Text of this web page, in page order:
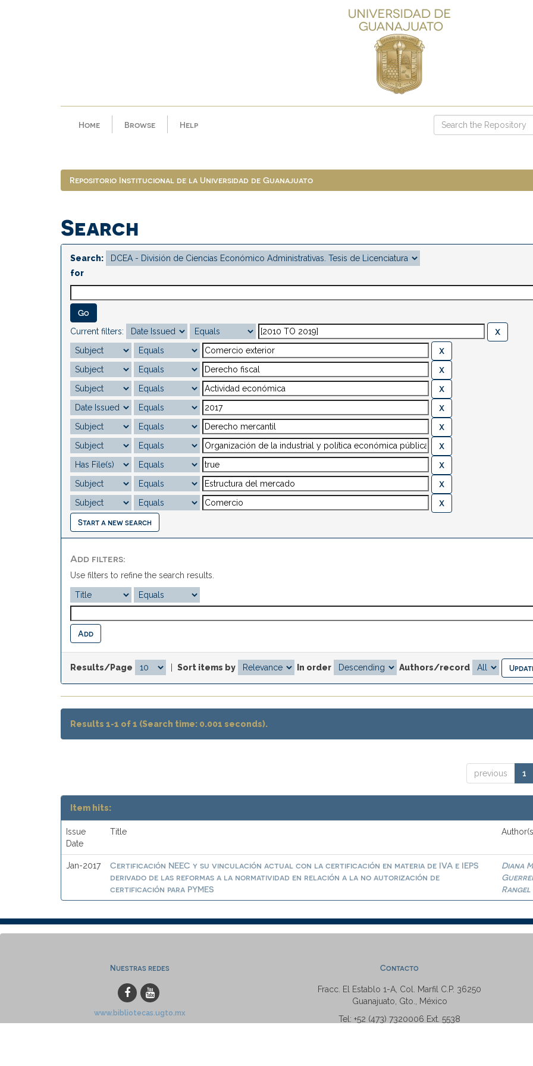
Home Browse Help
Repositorio Institucional de la Universidad de Guanajuato
Search
Search:
for
Current filters:
Start a new search
Add filters:
Use filters to refine the search results.
Results/Page Sort items by In order Authors/record
Results 1-1 of 1 (Search time: 0.001 seconds).
previous 1
Item hits:
Issue
Date
Title
Jan-2017
Certificación NEEC y su vinculación actual con la certificación en materia de IVA e IEPS
derivado de las reformas a la normatividad en relación a la no autorización de
certificación para PYMES
Diana
Rangel
Nuestras redes
www.bibliotecas.ugto.mx
Contacto
Fracc. El Establo 1-A, Col. Marfil C.P. 36250
Guanajuato, Gto., México
Tel: +52 (473) 7320006 Ext. 5538